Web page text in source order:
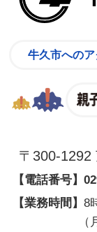
牛久市へのア
〒300-1292
【電話番号】
【業務時間】 8